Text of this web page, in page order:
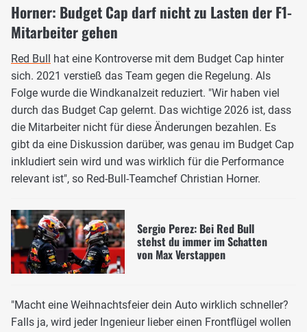
Horner: Budget Cap darf nicht zu Lasten der F1-
Mitarbeiter gehen
Red Bull hat eine Kontroverse mit dem Budget Cap hinter
sich. 2021 verstieß das Team gegen die Regelung. Als
Folge wurde die Windkanalzeit reduziert. "Wir haben viel
durch das Budget Cap gelernt. Das wichtige 2026 ist, dass
die Mitarbeiter nicht für diese Änderungen bezahlen. Es
gibt da eine Diskussion darüber, was genau im Budget Cap
inkludiert sein wird und was wirklich für die Performance
relevant ist", so Red-Bull-Teamchef Christian Horner.
Sergio Perez: Bei Red Bull
stehst du immer im Schatten
von Max Verstappen
"Macht eine Weihnachtsfeier dein Auto wirklich schneller?
Falls ja, wird jeder Ingenieur lieber einen Frontflügel wollen